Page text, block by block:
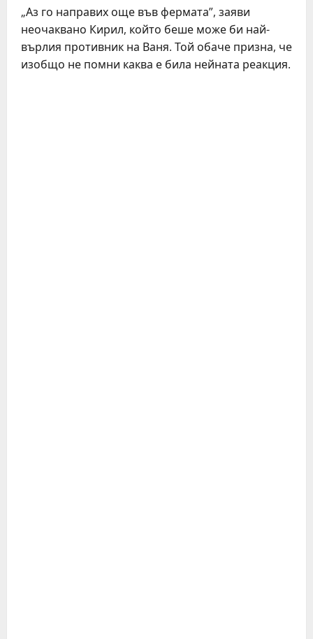
„Аз го направих още във фермата”, заяви
неочаквано Кирил, който беше може би най-
върлия противник на Ваня. Той обаче призна, че
изобщо не помни каква е била нейната реакция.